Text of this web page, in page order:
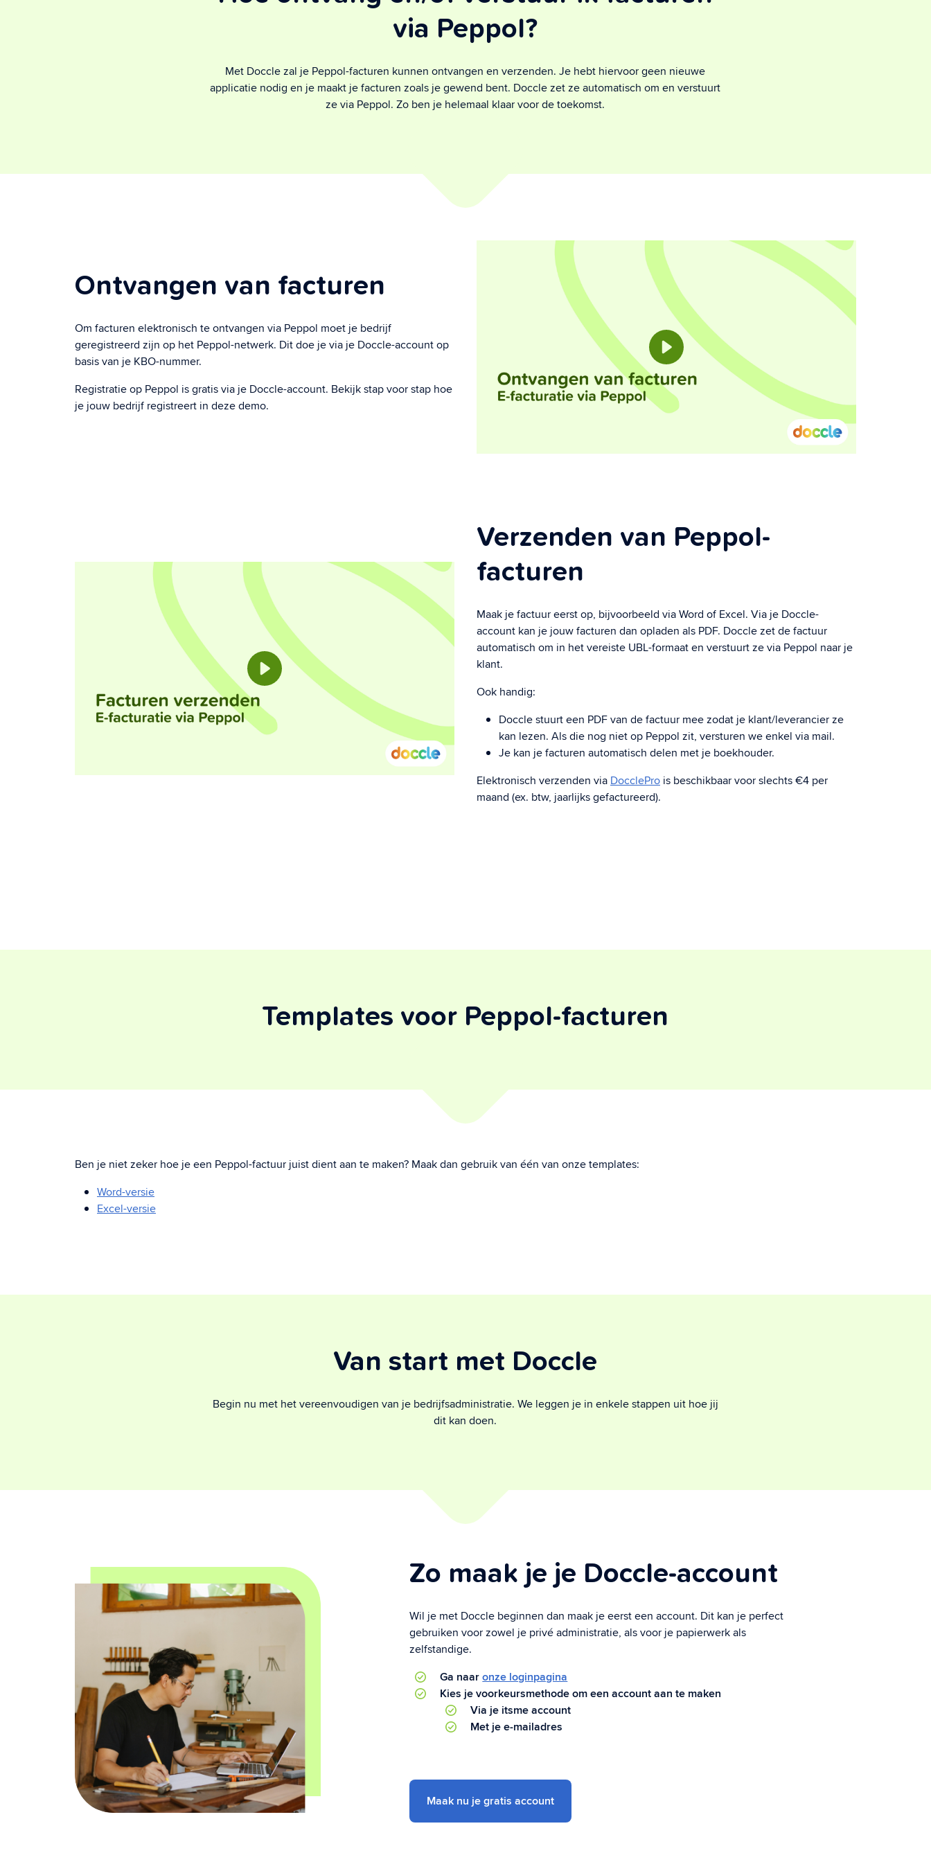
via Peppol?
Met Doccle zal je Peppol-facturen kunnen ontvangen en verzenden. Je hebt hiervoor geen nieuwe
applicatie nodig en je maakt je facturen zoals je gewend bent. Doccle zet ze automatisch om en verstuurt
ze via Peppol. Zo ben je helemaal klaar voor de toekomst.
Ontvangen van facturen
Om facturen elektronisch te ontvangen via Peppol moet je bedrijf
geregistreerd zijn op het Peppol-netwerk. Dit doe je via je Doccle-account op
basis van je KBO-nummer.
Registratie op Peppol is gratis via je Doccle-account. Bekijk stap voor stap hoe
je jouw bedrijf registreert in deze demo.
Verzenden van Peppol-
facturen
Maak je factuur eerst op, bijvoorbeeld via Word of Excel. Via je Doccle-
account kan je jouw facturen dan opladen als PDF. Doccle zet de factuur
automatisch om in het vereiste UBL-formaat en verstuurt ze via Peppol naar je
klant.
Ook handig:
Doccle stuurt een PDF van de factuur mee zodat je klant/leverancier ze
kan lezen. Als die nog niet op Peppol zit, versturen we enkel via mail.
Je kan je facturen automatisch delen met je boekhouder.
Elektronisch verzenden via DocclePro is beschikbaar voor slechts €4 per
maand (ex. btw, jaarlijks gefactureerd).
Templates voor Peppol-facturen
Ben je niet zeker hoe je een Peppol-factuur juist dient aan te maken? Maak dan gebruik van één van onze templates:
Word-versie
Excel-versie
Van start met Doccle
Begin nu met het vereenvoudigen van je bedrijfsadministratie. We leggen je in enkele stappen uit hoe jij
dit kan doen.
Zo maak je je Doccle-account
Wil je met Doccle beginnen dan maak je eerst een account. Dit kan je perfect
gebruiken voor zowel je privé administratie, als voor je papierwerk als
zelfstandige.
Ga naaronze loginpagina
Kies je voorkeursmethode om een account aan te maken
Via je itsme account
Met je e-mailadres
Maak nu je gratis account